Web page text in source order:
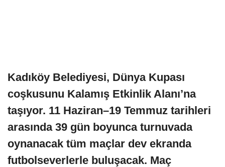
Kadıköy Belediyesi, Dünya Kupası
coşkusunu Kalamış Etkinlik Alanı’na
taşıyor. 11 Haziran–19 Temmuz tarihleri
arasında 39 gün boyunca turnuvada
oynanacak tüm maçlar dev ekranda
futbolseverlerle buluşacak. Maç